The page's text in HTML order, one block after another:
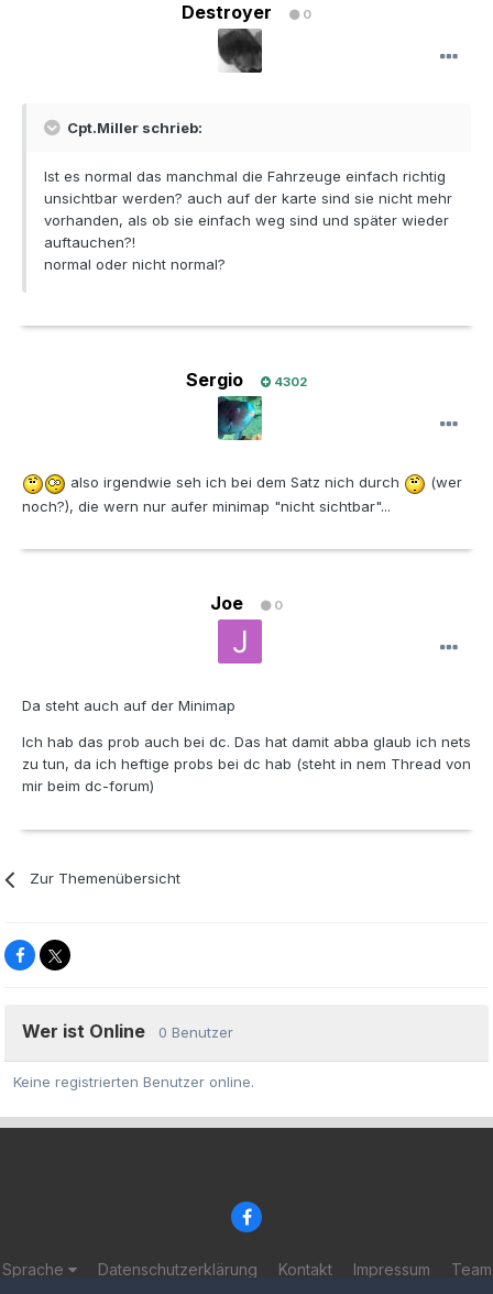
Destroyer 0
Cpt.Miller schrieb:
Ist es normal das manchmal die Fahrzeuge einfach richtig
unsichtbar werden? auch auf der karte sind sie nicht mehr
vorhanden, als ob sie einfach weg sind und später wieder
auftauchen?!
normal oder nicht normal?
Sergio 4302
also irgendwie seh ich bei dem Satz nich durch
(wer
noch?), die wern nur aufer minimap "nicht sichtbar"...
Joe 0
Da steht auch auf der Minimap
Ich hab das prob auch bei dc. Das hat damit abba glaub ich nets
zu tun, da ich heftige probs bei dc hab (steht in nem Thread von
mir beim dc-forum)
Zur Themenübersicht
Wer ist Online 0 Benutzer
Keine registrierten Benutzer online.
Sprache Datenschutzerklärung Kontakt Impressum Team